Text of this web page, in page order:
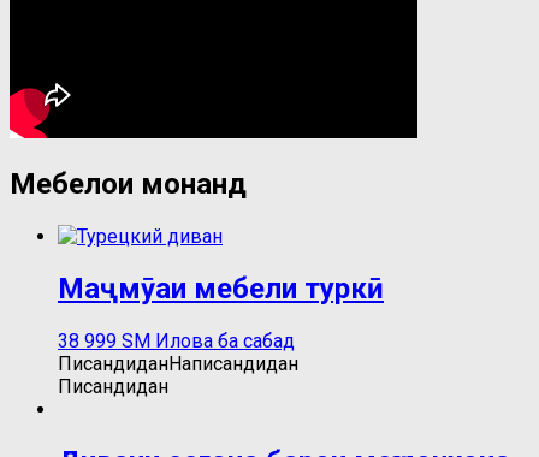
Мебелҳои монанд
Маҷмӯаи мебели туркӣ
38 999 ЅМ Илова ба сабад
ПисандиданНаписандидан
Писандидан